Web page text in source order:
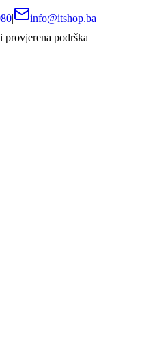
|
info@itshop.ba
provjerena podrška